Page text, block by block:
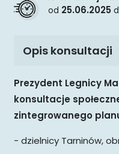
od 25.06.2025
Opis konsultacji
Prezydent Legnicy
konsultacje
zintegrowanego
- dzielnicy Tarninów,